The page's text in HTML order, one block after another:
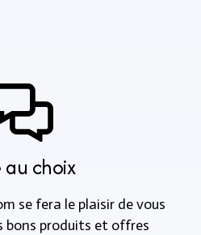
au choix
se fera le plaisir de vous
bons produits et offres